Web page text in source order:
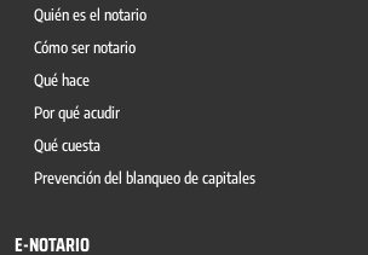
Quién es el notario
Cómo ser notario
Qué hace
Por qué acudir
Qué cuesta
Prevención del blanqueo de capitales
E-NOTARIO